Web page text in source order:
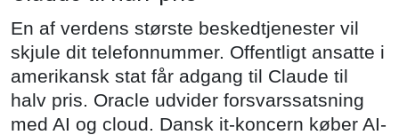
En af verdens største beskedtjenester vil
skjule dit telefonnummer. Offentligt ansatte i
amerikansk stat får adgang til Claude til
halv pris. Oracle udvider forsvarssatsning
med AI og cloud. Dansk it-koncern køber AI-